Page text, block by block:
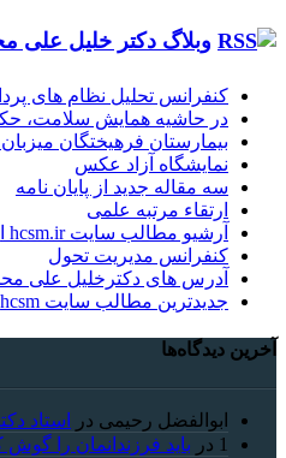
وبلاگ دکتر خلیل علی
کنفرانس تحلیل نظام های
در حاشیه همایش سلامت،
بیمارستان فرهیختگان
نمایشگاه آزاد عکس
سه مقاله جدید از پایان نامه
ارتقاء مرتبه علمی
آرشیو مطالب سایت hcsm.ir از 2022 تاکنون
کنفرانس مدیریت تحول
آدرس های دکترخلیل علی
جدیدترین مطالب سایت hcsm
آخرین دیدگاه‌ها
ابوالفضل رحیمی در
استاد
1 در باید فرزندانمان را گوش